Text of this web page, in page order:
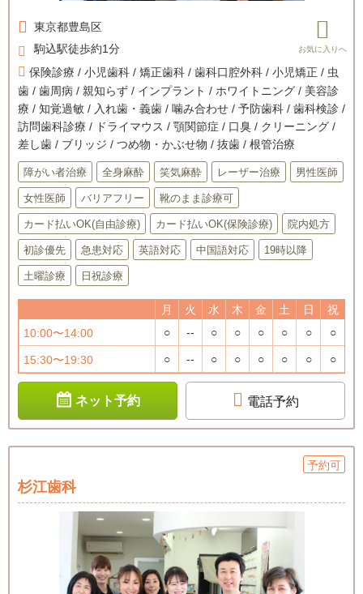
東京都豊島区
駒込駅徒歩約1分
保険診療 / 小児歯科 / 矯正歯科 / 歯科口腔外科 / 小児矯正 / 虫
歯 / 歯周病 / 親知らず / インプラント / ホワイトニング / 美容診
療 / 知覚過敏 / 入れ歯・義歯 / 噛み合わせ / 予防歯科 / 歯科検診 /
訪問歯科診療 / ドライマウス / 顎関節症 / 口臭 / クリーニング /
差し歯 / ブリッジ / つめ物・かぶせ物 / 抜歯 / 根管治療
障がい者治療 全身麻酔 笑気麻酔 レーザー治療 男性医師
女性医師 バリアフリー 靴のまま診療可
カード払いOK(自由診療) カード払いOK(保険診療) 院内処方
初診優先 急患対応 英語対応 中国語対応 19時以降
土曜診療 日祝診療
月 火 水 木 金 土 日
祝
10:00〜14:00
○ -- ○ ○ ○ ○ ○ ○
15:30〜19:30 ○ -- ○ ○ ○ ○ ○ ○
ネット予約 電話予約
予約可
杉江歯科